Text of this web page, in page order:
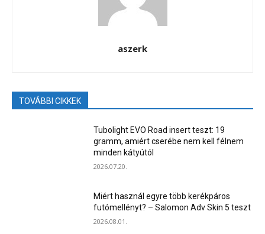
aszerk
TOVÁBBI CIKKEK
Tubolight EVO Road insert teszt: 19
gramm, amiért cserébe nem kell félnem
minden kátyútól
2026.07.20.
Miért használ egyre több kerékpáros
futómellényt? – Salomon Adv Skin 5 teszt
2026.08.01.